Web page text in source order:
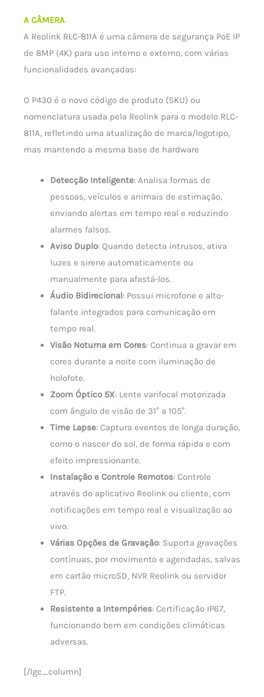
A CÂMERA
A Reolink RLC-811A é uma câmera de segurança PoE IP
de 8MP (4K) para uso interno e externo, com várias
funcionalidades avançadas:
O P430 é o novo código de produto (SKU) ou
nomenclatura usada pela Reolink para o modelo RLC-
811A, refletindo uma atualização de marca/logotipo,
mas mantendo a mesma base de hardware
Detecção Inteligente: Analisa formas de
pessoas, veículos e animais de estimação,
enviando alertas em tempo real e reduzindo
alarmes falsos.
Aviso Duplo: Quando detecta intrusos, ativa
luzes e sirene automaticamente ou
manualmente para afastá-los.
Áudio Bidirecional: Possui microfone e alto-
falante integrados para comunicação em
tempo real.
Visão Noturna em Cores: Continua a gravar em
cores durante a noite com iluminação de
holofote.
Zoom Óptico 5X: Lente varifocal motorizada
com ângulo de visão de 31° a 105°.
Time Lapse: Captura eventos de longa duração,
como o nascer do sol, de forma rápida e com
efeito impressionante.
Instalação e Controle Remotos: Controle
através do aplicativo Reolink ou cliente, com
notificações em tempo real e visualização ao
vivo.
Várias Opções de Gravação: Suporta gravações
contínuas, por movimento e agendadas, salvas
em cartão microSD, NVR Reolink ou servidor
FTP.
Resistente a Intempéries: Certificação IP67,
funcionando bem em condições climáticas
adversas.
[/lgc_column]